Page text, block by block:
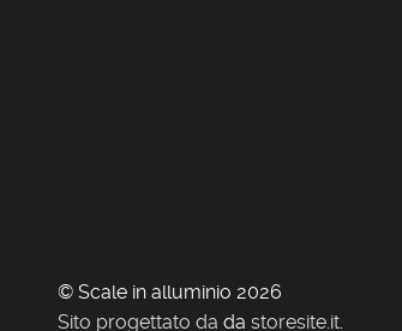
© Scale in alluminio 2026
Sito progettato da da storesite.it